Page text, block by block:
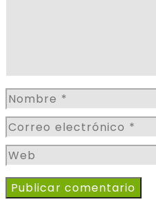
Nombre
Correo
electrónico
Web